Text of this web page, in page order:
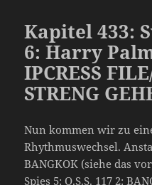
Kapitel 433:
6: Harry
IPCRESS
STRENG
Nun kommen wir zu
Rhythmuswechsel.
BANGKOK (siehe das
Spies 5: O.S.S. 117 2: